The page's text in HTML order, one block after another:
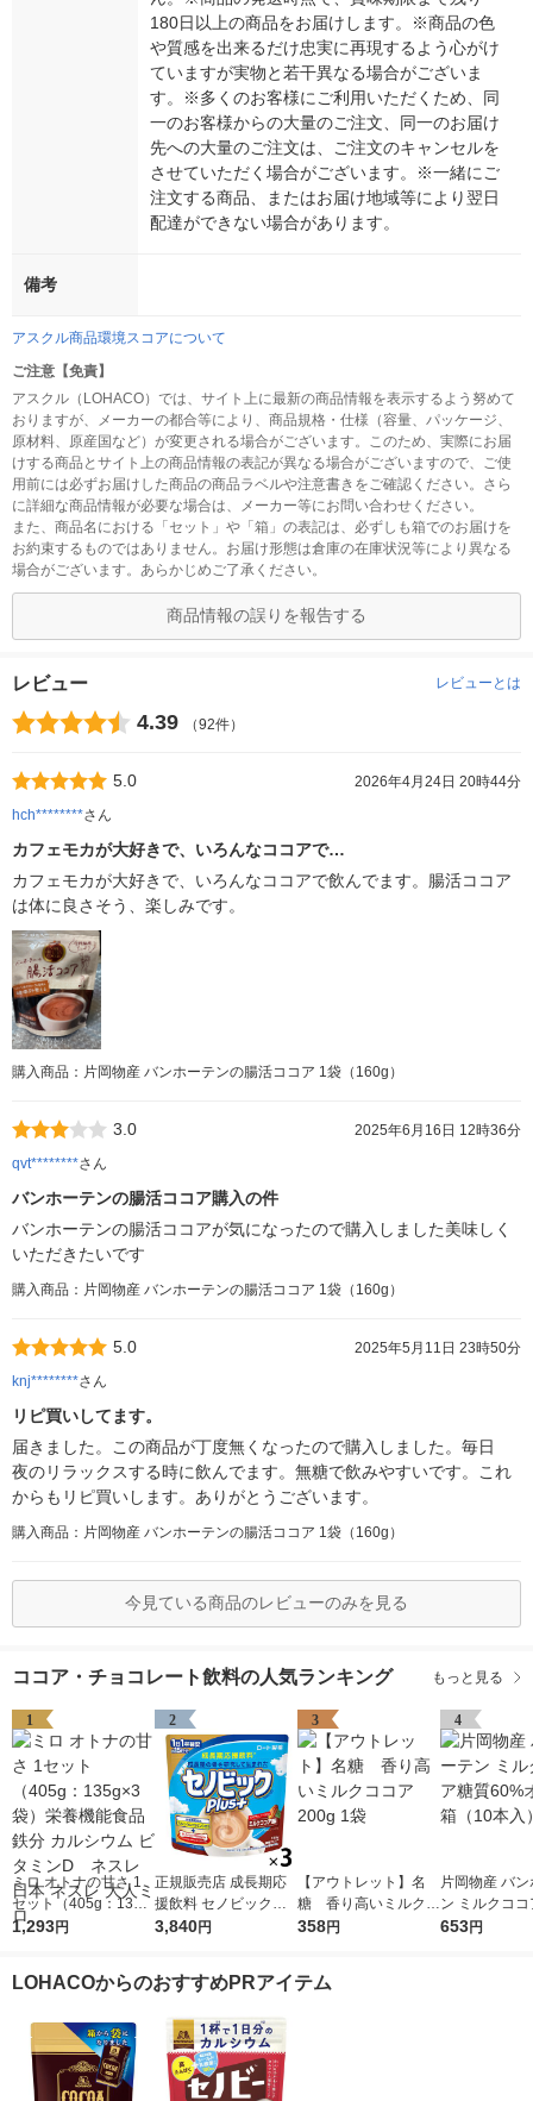
180日以上の商品をお届けします。※商品の色
や質感を出来るだけ忠実に再現するよう心がけ
ていますが実物と若干異なる場合がございま
す。※多くのお客様にご利用いただくため、同
一のお客様からの大量のご注文、同一のお届け
先への大量のご注文は、ご注文のキャンセルを
させていただく場合がございます。※一緒にご
注文する商品、またはお届け地域等により翌日
配達ができない場合があります。
備考
アスクル商品環境スコアについて
ご注意【免責】
アスクル（LOHACO）では、サイト上に最新の商品情報を表示するよう努めて
おりますが、メーカーの都合等により、商品規格・仕様（容量、パッケージ、
原材料、原産国など）が変更される場合がございます。このため、実際にお届
けする商品とサイト上の商品情報の表記が異なる場合がございますので、ご使
用前には必ずお届けした商品の商品ラベルや注意書きをご確認ください。さら
に詳細な商品情報が必要な場合は、メーカー等にお問い合わせください。
また、商品名における「セット」や「箱」の表記は、必ずしも箱でのお届けを
お約束するものではありません。お届け形態は倉庫の在庫状況等により異なる
場合がございます。あらかじめご了承ください。
商品情報の誤りを報告する
レビュー レビューとは
4.39 （92件）
5.0
2026年4月24日 20時44分
hch********さん
カフェモカが大好きで、いろんなココアで…
カフェモカが大好きで、いろんなココアで飲んでます。腸活ココア
は体に良さそう、楽しみです。
購入商品：片岡物産 バンホーテンの腸活ココア 1袋（160g）
3.0
2025年6月16日 12時36分
qvt********さん
バンホーテンの腸活ココア購入の件
バンホーテンの腸活ココアが気になったので購入しました美味しく
いただきたいです
購入商品：片岡物産 バンホーテンの腸活ココア 1袋（160g）
5.0
2025年5月11日 23時50分
knj********さん
リピ買いしてます。
届きました。この商品が丁度無くなったので購入しました。毎日
夜のリラックスする時に飲んでます。無糖で飲みやすいです。これ
からもリピ買いします。ありがとうございます。
購入商品：片岡物産 バンホーテンの腸活ココア 1袋（160g）
今見ている商品のレビューのみを見る
ココア・チョコレート飲料の人気ランキング もっと見る
1
ミロ オトナの甘さ 1
セット（405g：135g
×3袋）栄養機能食品
スレ 大人ミロ
1,293円
2
正規販売店 成長期応
援飲料 セノビックプ
ラス ミルクココア味
ル入り 栄養機能食品
3,840円
3
【アウトレット】名
糖 香り高いミルクコ
コア 200g 1袋
358円
4
片岡物産 バ
ン ミルクコ
0%オフ 1箱
653円
LOHACOからのおすすめPRアイテム